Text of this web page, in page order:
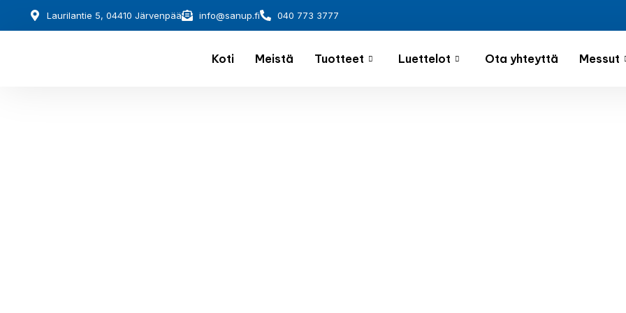
Laurilantie 5, 04410 Järvenpää info@sanup.fi 040 773 3777
Koti Meistä Tuotteet Luettelot Ota yhteyttä Messut